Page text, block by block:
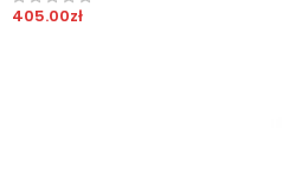
405.00zł